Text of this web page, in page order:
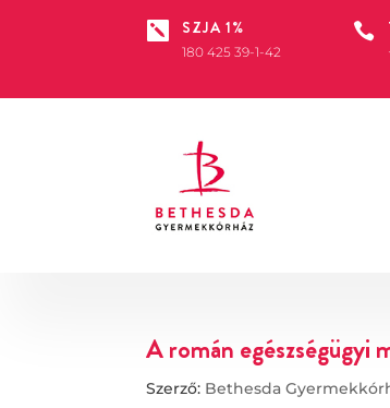
 SZJA 1%
180 425 39-1-42

A román egészségügyi
Szerző: Bethesda